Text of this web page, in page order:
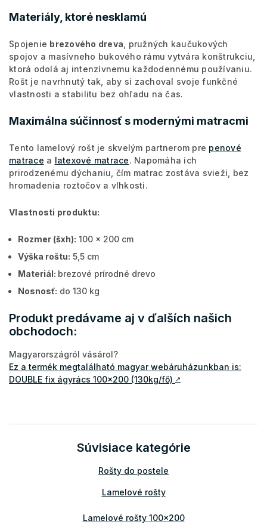
Materiály, ktoré nesklamú
Spojenie brezového dreva , pružných kaučukových
spojov a masívneho bukového rámu vytvára konštrukciu,
ktorá odolá aj intenzívnemu každodennému používaniu.
Rošt je navrhnutý tak, aby si zachoval svoje funkčné
vlastnosti a stabilitu bez ohľadu na čas.
Maximálna súčinnosť s modernými matracmi
Tento lamelový rošt je skvelým partnerom pre penové
matrace a latexové matrace. Napomáha ich
prirodzenému dýchaniu, čím matrac zostáva svieži, bez
hromadenia roztočov a vlhkosti.
Vlastnosti produktu:
Rozmer (šxh): 100 x 200 cm
Výška roštu: 5,5 cm
Materiál: brezové prírodné drevo
Nosnosť: do 130 kg
Produkt predávame aj v ďalších našich
obchodoch:
Magyarországról vásárol?
Ez a termék megtalálható magyar webáruházunkban is:
DOUBLE fix ágyrács 100x200 (130kg/fő) ↗
Súvisiace kategórie
Rošty do postele
Lamelové rošty
Lamelové rošty 100x200